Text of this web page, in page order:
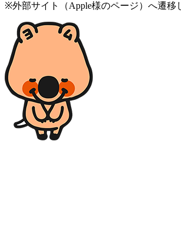
※外部サイト（Apple様のページ）へ遷移